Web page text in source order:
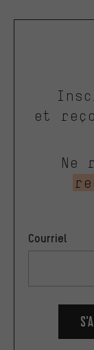
et
Ne
Courriel